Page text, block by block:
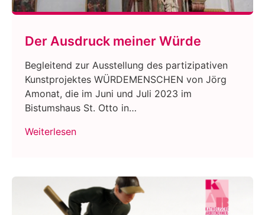
Der Ausdruck meiner Würde
Begleitend zur Ausstellung des partizipativen
Kunstprojektes WÜRDEMENSCHEN von Jörg
Amonat, die im Juni und Juli 2023 im
Bistumshaus St. Otto in…
Weiterlesen